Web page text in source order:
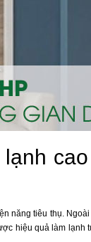
năng tiêu thụ.
hiệu quả làm lạnh